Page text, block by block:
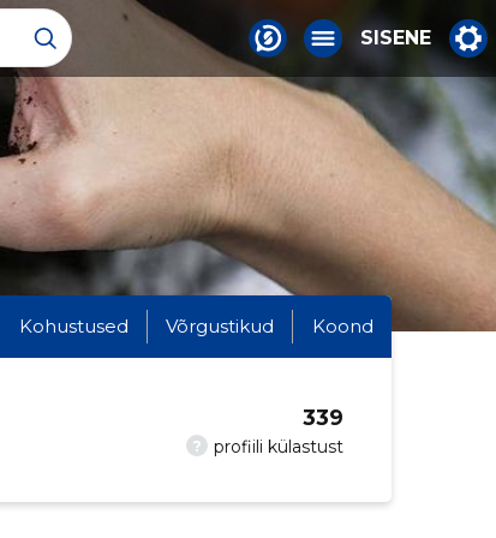
SISENE
Kohustused Võrgustikud Koond
? profiili külastust
339